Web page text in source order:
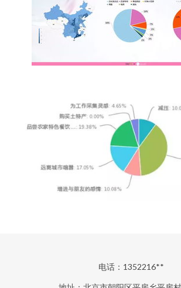
电话：1352216**